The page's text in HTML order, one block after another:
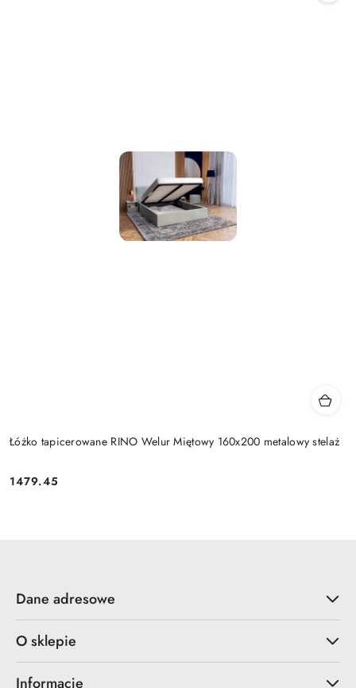
Łóżko tapicerowane RINO Welur Miętowy 160x200 metalowy stelaż
Cena:
1479.45
Dane adresowe
O sklepie
Informacje